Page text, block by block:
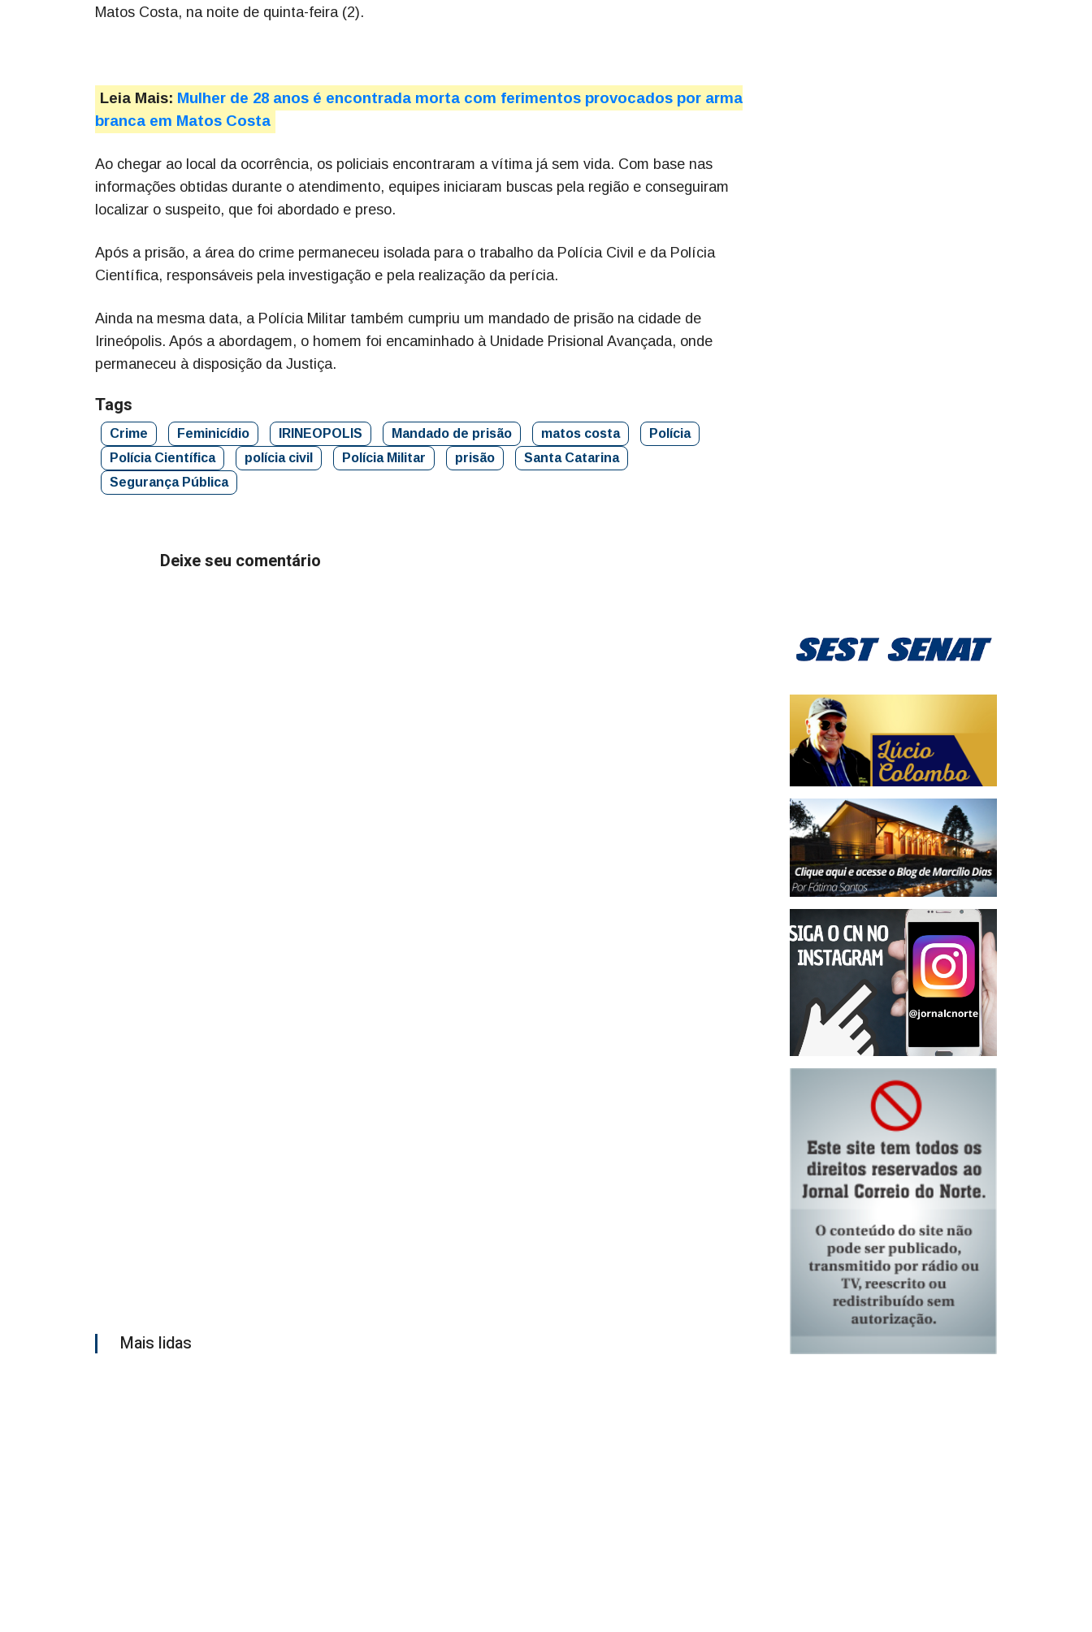
Matos Costa, na noite de quinta-feira (2).
Leia Mais: Mulher de 28 anos é encontrada morta com ferimentos provocados por arma
branca em Matos Costa
Ao chegar ao local da ocorrência, os policiais encontraram a vítima já sem vida. Com base nas
informações obtidas durante o atendimento, equipes iniciaram buscas pela região e conseguiram
localizar o suspeito, que foi abordado e preso.
Após a prisão, a área do crime permaneceu isolada para o trabalho da Polícia Civil e da Polícia
Científica, responsáveis pela investigação e pela realização da perícia.
Ainda na mesma data, a Polícia Militar também cumpriu um mandado de prisão na cidade de
Irineópolis. Após a abordagem, o homem foi encaminhado à Unidade Prisional Avançada, onde
permaneceu à disposição da Justiça.
Tags
Crime Feminicídio IRINEOPOLIS Mandado de prisão matos costa
Polícia
Polícia Científica
polícia civil Polícia Militar prisão
Santa Catarina
Segurança Pública
Deixe seu comentário
Mais lidas